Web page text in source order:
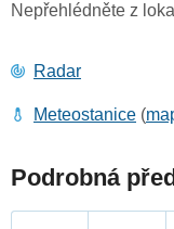
Nepřehlédněte z
Radar
Meteostanice (
Podrobná